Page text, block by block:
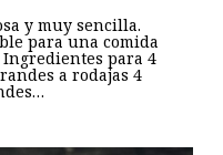
y muy sencilla.
para una comida
para 4
a rodajas 4